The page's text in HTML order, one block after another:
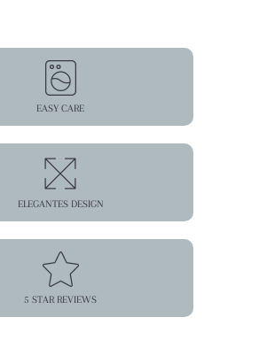
EASY CARE
ELEGANTES DESIGN
5 STAR REVIEWS